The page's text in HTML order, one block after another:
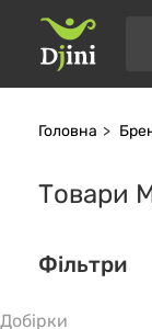
Головна
Товари
Фільтри
Добірки